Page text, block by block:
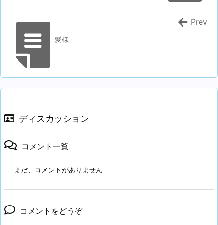
髪様
Prev
ディスカッション
コメント一覧
まだ、コメントがありません
コメントをどうぞ